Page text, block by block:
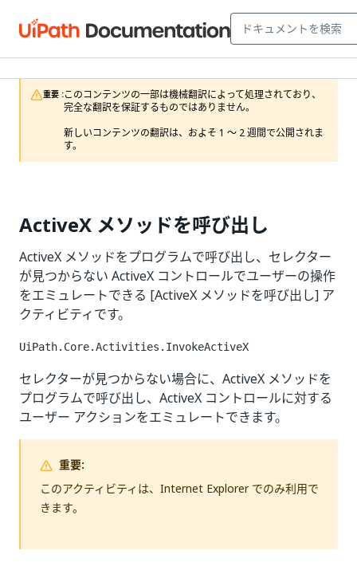
重要 :このコンテンツの一部は機械翻訳によって処理されており、
完全な翻訳を保証するものではありません。
新しいコンテンツの翻訳は、およそ 1 ～ 2 週間で公開されま
す。
ActiveX メソッドを呼び出し
ActiveX メソッドをプログラムで呼び出し、セレクター
が見つからない ActiveX コントロールでユーザーの操作
をエミュレートできる [ActiveX メソッドを呼び出し] ア
クティビティです。
UiPath.Core.Activities.InvokeActiveX
セレクターが見つからない場合に、ActiveX メソッドを
プログラムで呼び出し、ActiveX コントロールに対する
ユーザー アクションをエミュレートできます。
重要:
このアクティビティは、Internet Explorer でのみ利用で
きます。